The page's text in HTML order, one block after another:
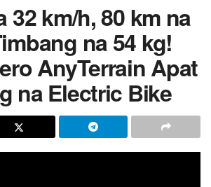
32 km/h, 80 km na
na 54 kg!
AnyTerrain Apat
na Electric Bike